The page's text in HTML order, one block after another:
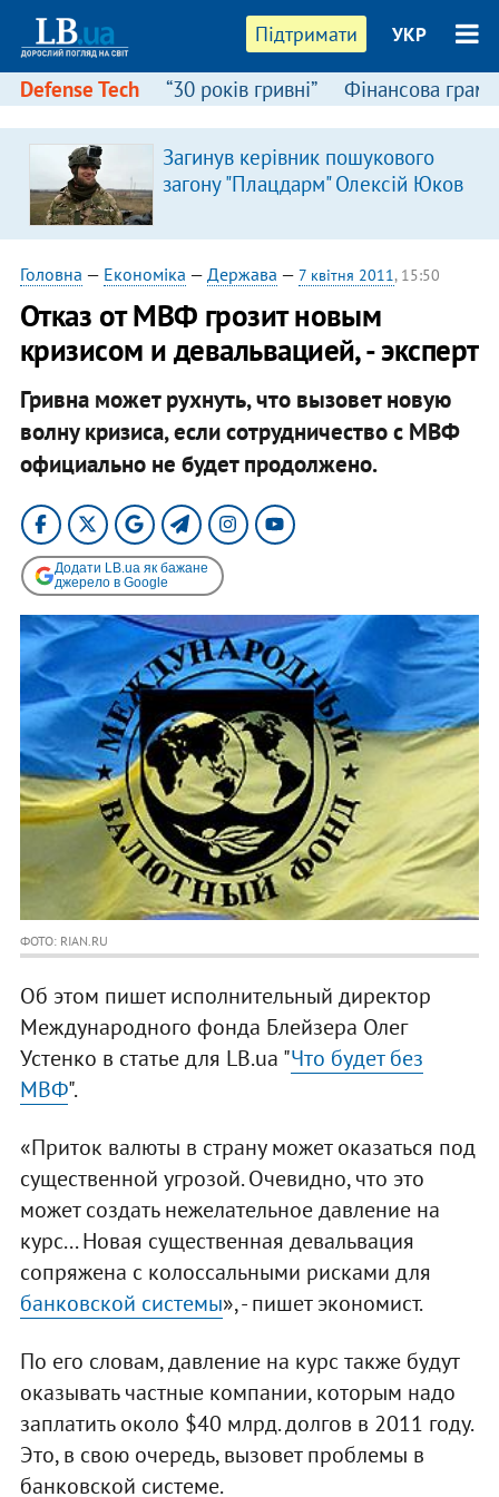
Підтримати УКР
Defense Tech “30 років гривні” Фінансова
Загинув керівник пошукового
загону "Плацдарм" Олексій Юков
Головна — Економіка — Держава — 7 квітня 2011, 15:50
Отказ от МВФ грозит новым
кризисом и девальвацией, - эксперт
Гривна может рухнуть, что вызовет новую
волну кризиса, если сотрудничество с МВФ
официально не будет продолжено.
Додати LB.ua як бажане
джерело в Google
ФОТО: RIAN.RU
Об этом пишет исполнительный директор
Международного фонда Блейзера Олег
Устенко в статье для LB.ua "Что будет без
МВФ".
«Приток валюты в страну может оказаться под
существенной угрозой. Очевидно, что это
может создать нежелательное давление на
курс... Новая существенная девальвация
сопряжена с колоссальными рисками для
банковской системы», - пишет экономист.
По его словам, давление на курс также будут
оказывать частные компании, которым надо
заплатить около $40 млрд. долгов в 2011 году.
Это, в свою очередь, вызовет проблемы в
банковской системе.